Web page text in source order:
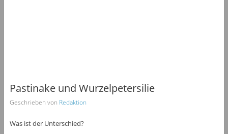
Pastinake und Wurzelpetersilie
Geschrieben von Redaktion
Was ist der Unterschied?